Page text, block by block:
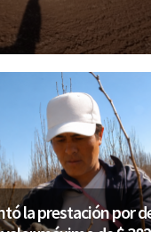
la prestación por